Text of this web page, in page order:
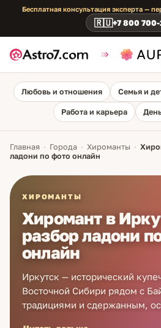
Бесплатная консультация эксперта —
🇷🇺+7 800 700-
Любовь и отношения Семья и
Работа и карьера
Главная · Города · Хироманты ·
ладони по фото онлайн
ХИРОМАНТЫ
Хиромант в
разбор ладони
онлайн
Иркутск — исторический
Восточной Сибири рядом с
традициями и сдержанным,